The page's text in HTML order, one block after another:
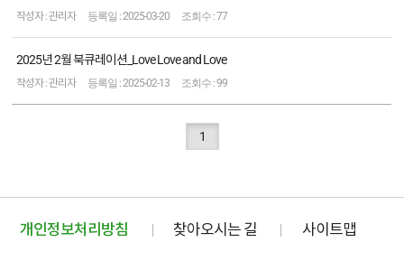
관리자 2025-03-20 77
2025년 2월 북큐레이션_Love Love and Love
관리자 2025-02-13 99
1
개인정보처리방침 찾아오시는 길 사이트맵